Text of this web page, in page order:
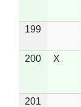
199
200 X
201